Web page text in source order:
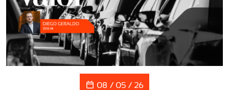
08 / 05 / 26